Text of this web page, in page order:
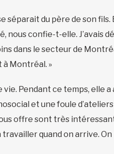
séparait du père de son
nous confie-t-elle. J’avais
dans le secteur de
à Montréal. »
Pendant ce temps, elle
et une foule
offre sont très
travailler quand on arrive.